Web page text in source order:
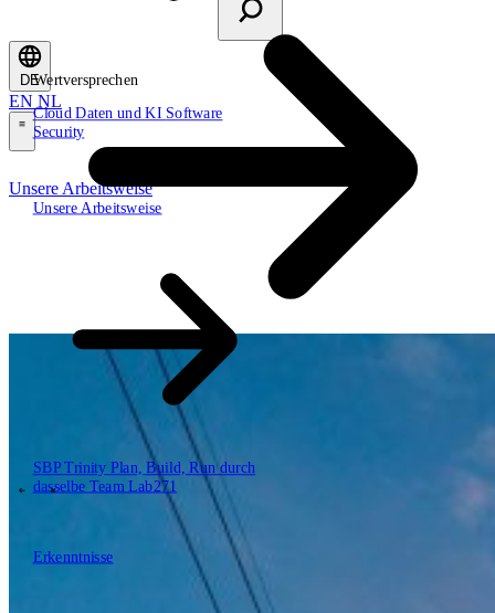
Wertversprechen
CloudDaten und KI Software
Security
Unsere Arbeitsweise
Unsere Arbeitsweise
SBP Trinity Plan, Build, Run durch
dasselbe TeamLab271
Erkenntnisse
DE
EN NL
CloudDaten und KISoftwareSecurity